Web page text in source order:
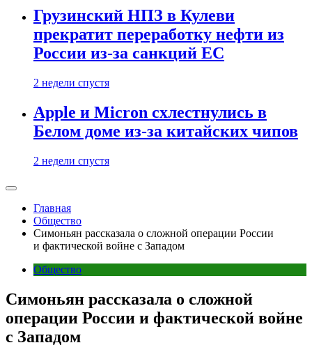
Грузинский НПЗ в Кулеви
прекратит переработку нефти из
России из-за санкций ЕС
2 недели спустя
Apple и Micron схлестнулись в
Белом доме из-за китайских чипов
2 недели спустя
Главная
Общество
Симоньян рассказала о сложной операции России
и фактической войне с Западом
Общество
Симоньян рассказала о сложной
операции России и фактической войне
с Западом